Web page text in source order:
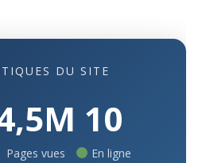
DU SITE
Pages vues
10
En ligne